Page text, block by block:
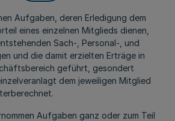
Aufgaben, deren Erledigung dem
eines einzelnen Mitglieds dienen,
Sach-, Personal-, und
und die damit erzielten Erträge in
geführt, gesondert
dem jeweiligen Mitglied
Aufgaben ganz oder zum Teil